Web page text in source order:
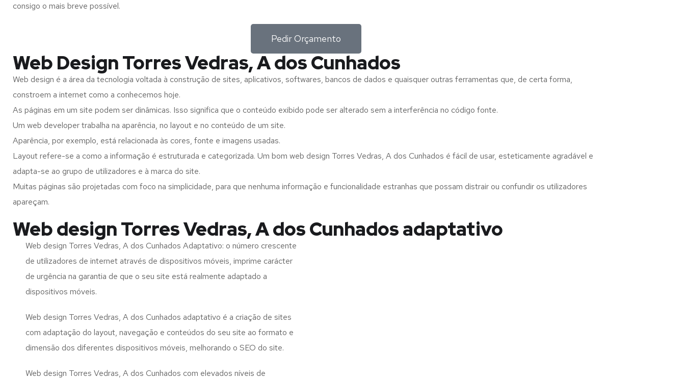
consigo o mais breve possível.
Pedir Orçamento
Web Design Torres Vedras, A dos Cunhados
Web design é a área da tecnologia voltada à construção de sites, aplicativos, softwares, bancos de dados e quaisquer outras ferramentas que, de certa forma,
constroem a internet como a conhecemos hoje.
As páginas em um site podem ser dinâmicas. Isso significa que o conteúdo exibido pode ser alterado sem a interferência no código fonte.
Um web developer trabalha na aparência, no layout e no conteúdo de um site.
Aparência, por exemplo, está relacionada às cores, fonte e imagens usadas.
Layout refere-se a como a informação é estruturada e categorizada. Um bom web design Torres Vedras, A dos Cunhados é fácil de usar, esteticamente agradável e
adapta-se ao grupo de utilizadores e à marca do site.
Muitas páginas são projetadas com foco na simplicidade, para que nenhuma informação e funcionalidade estranhas que possam distrair ou confundir os utilizadores
apareçam.
Web design Torres Vedras, A dos Cunhados adaptativo
Web design Torres Vedras, A dos Cunhados Adaptativo: o número crescente
de utilizadores de internet através de dispositivos móveis, imprime carácter
de urgência na garantia de que o seu site está realmente adaptado a
dispositivos móveis.
Web design Torres Vedras, A dos Cunhados adaptativo é a criação de sites
com adaptação do layout, navegação e conteúdos do seu site ao formato e
dimensão dos diferentes dispositivos móveis, melhorando o SEO do site.
Web design Torres Vedras, A dos Cunhados com elevados níveis de